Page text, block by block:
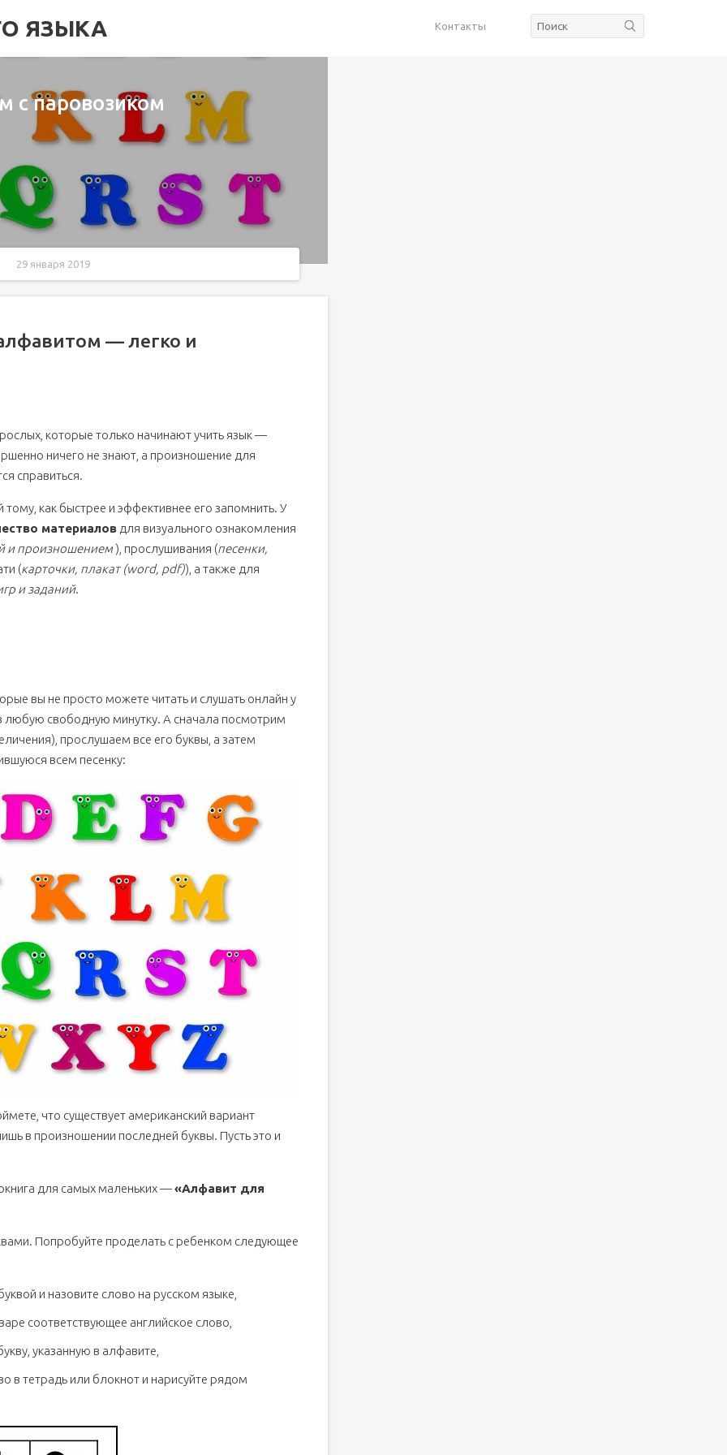
ЯЗЫКА Контакты
с паровозиком
29 января 2019
алфавит
версия)
— легко и
которые только начинают учить язык —
ничего не знают, а произношение для
справиться.
как быстрее и эффективнее его запомнить. У
материалов для визуального ознакомления
и произношением), прослушивания (песенки,
(карточки, плакат (word, pdf)), а также для
и заданий.
вы не просто можете читать и слушать онлайн у
любую свободную минутку. А сначала посмотрим
прослушаем все его буквы, а затем
всем песенку:
что существует американский вариант
в произношении последней буквы. Пусть это и
для самых маленьких —«Алфавит для
Попробуйте проделать с ребенком следующее
и назовите слово на русском языке,
соответствующее английское слово,
указанную в алфавите,
в тетрадь или блокнот и нарисуйте рядом